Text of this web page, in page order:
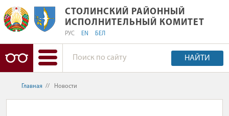
СТОЛИНСКИЙ РАЙОННЫЙ
СТОЛИНСКИЙ РАЙОННЫЙ
ИСПОЛНИТЕЛЬНЫЙ КОМИТЕТ
РУС EN БЕЛ
НАЙТИ
Главная // Новости